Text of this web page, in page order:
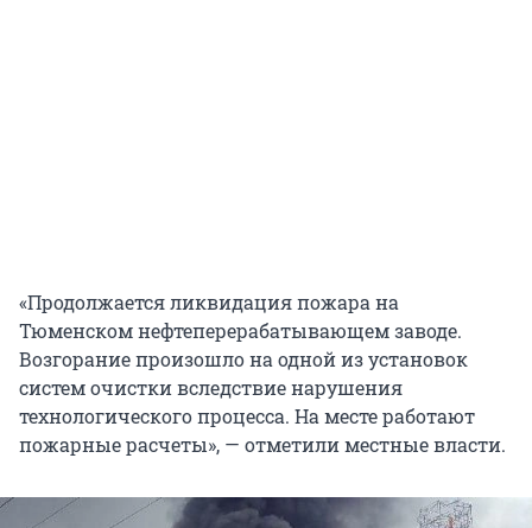
«Продолжается ликвидация пожара на
Тюменском нефтеперерабатывающем заводе.
Возгорание произошло на одной из установок
систем очистки вследствие нарушения
технологического процесса. На месте работают
пожарные расчеты», — отметили местные власти.